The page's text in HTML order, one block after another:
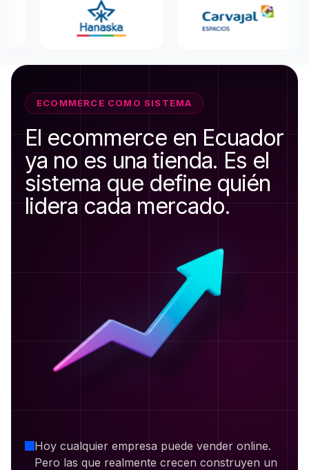
ECOMMERCE COMO SISTEMA
El ecommerce en Ecuador
ya no es una tienda. Es el
sistema que define quién
lidera cada mercado.
Hoy cualquier empresa puede vender online.
Pero las que realmente crecen construyen un